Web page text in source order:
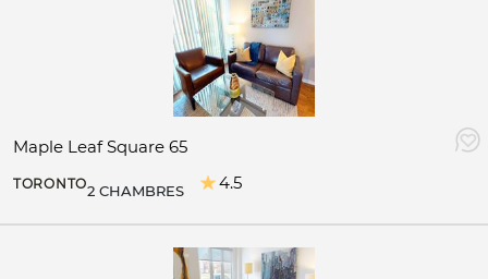
Maple Leaf Square 65
TORONTO2 CHAMBRES 4.5